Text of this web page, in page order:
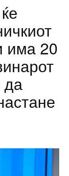
има 20
да